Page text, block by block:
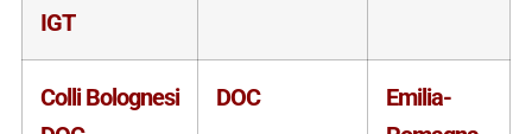
IGT
Colli Bolognesi
DOC
Emilia-